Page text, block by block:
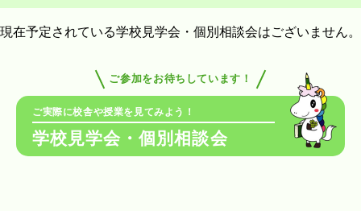
現在予定されている学校見学会・個別相談会はございません。
ご参加をお待ちしています！
ご実際に校舎や授業を見てみよう！
学校見学会・個別相談会